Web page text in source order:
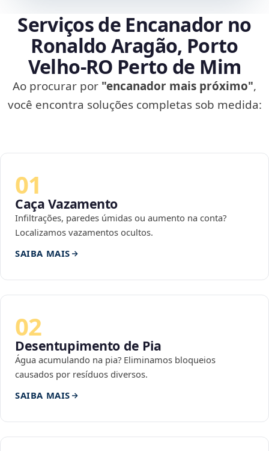
Serviços de Encanador no
Ronaldo Aragão, Porto
Velho‑RO Perto de Mim
Ao procurar por "encanador mais próximo",
você encontra soluções completas sob medida:
01
Caça Vazamento
Infiltrações, paredes úmidas ou aumento na conta?
Localizamos vazamentos ocultos.
SAIBA MAIS
02
Desentupimento de Pia
Água acumulando na pia? Eliminamos bloqueios
causados por resíduos diversos.
SAIBA MAIS